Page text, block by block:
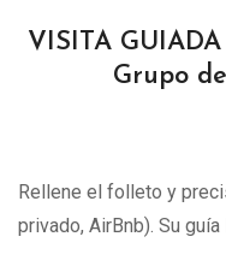
VISITA
Grupo
Rellene el folleto y
privado, AirBnb). Su